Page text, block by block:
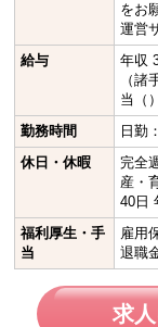
をお
運営
給与
年収
（
当（）
勤務時間
日勤
休日・休暇
完全
産・
40日
福利厚生・手
当
雇用
退職
求